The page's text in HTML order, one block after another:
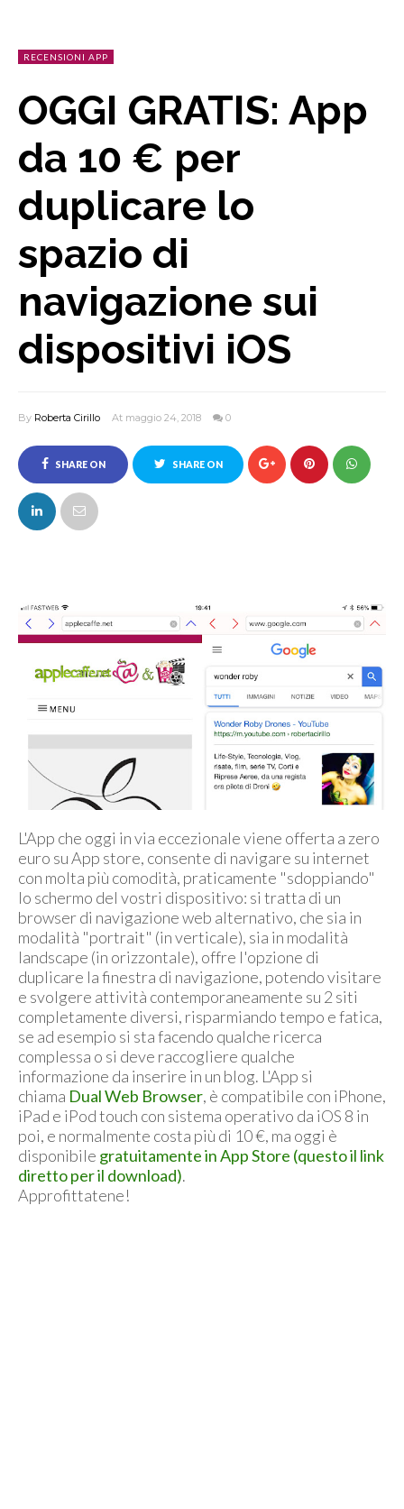
RECENSIONI APP
OGGI GRATIS: App
da 10 € per
duplicare lo
spazio di
navigazione sui
dispositivi iOS
By Roberta Cirillo At maggio 24, 2018 0
SHARE ON
FACEBOOK
SHARE ON
L'App che oggi in via eccezionale viene offerta a zero
euro su App store, consente di navigare su internet
con molta più comodità, praticamente "sdoppiando"
lo schermo del vostri dispositivo: si tratta di un
browser di navigazione web alternativo, che sia in
modalità "portrait" (in verticale), sia in modalità
landscape (in orizzontale), offre l'opzione di
duplicare la finestra di navigazione, potendo visitare
e svolgere attività contemporaneamente su 2 siti
completamente diversi, risparmiando tempo e fatica,
se ad esempio si sta facendo qualche ricerca
complessa o si deve raccogliere qualche
informazione da inserire in un blog. L'App si
chiama Dual Web Browser, è compatibile con iPhone,
iPad e iPod touch con sistema operativo da iOS 8 in
poi, e normalmente costa più di 10 €, ma oggi è
disponibile gratuitamente in App Store (questo il link
diretto per il download).
Approfittatene!